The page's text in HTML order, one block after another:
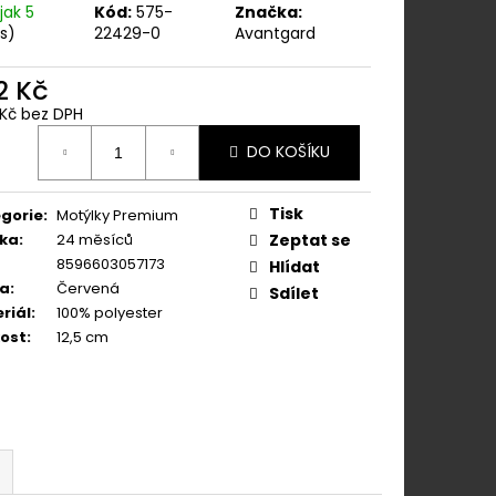
5
Kód: 575-
22429-0
Značka:
Avantgard
Kč
bez DPH
DO KOŠÍKU
: Motýlky Premium
:
24 měsíců
8596603057173
:
Červená
:
100% polyester
: 12,5 cm
Tisk
Zeptat se
Hlídat
Sdílet
KŮŽE 886-